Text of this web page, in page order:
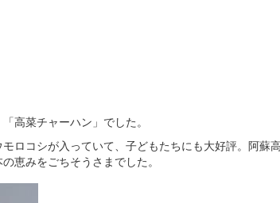
高菜チャーハン」でした。
ロコシが入っていて、子どもたちにも大好評。阿蘇
恵みをごちそうさまでした。